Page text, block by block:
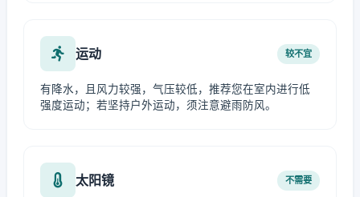
运动 较不宜
有降水，且风力较强，气压较低，推荐您在室内进行低
强度运动；若坚持户外运动，须注意避雨防风。
太阳镜 不需要